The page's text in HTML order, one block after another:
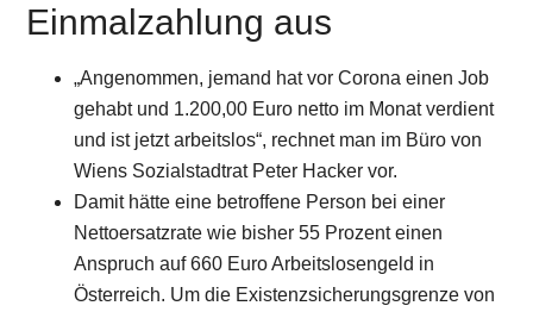
Einmalzahlung aus
„Angenommen, jemand hat vor Corona einen Job
gehabt und 1.200,00 Euro netto im Monat verdient
und ist jetzt arbeitslos“, rechnet man im Büro von
Wiens Sozialstadtrat Peter Hacker vor.
Damit hätte eine betroffene Person bei einer
Nettoersatzrate wie bisher 55 Prozent einen
Anspruch auf 660 Euro Arbeitslosengeld in
Österreich. Um die Existenzsicherungsgrenze von